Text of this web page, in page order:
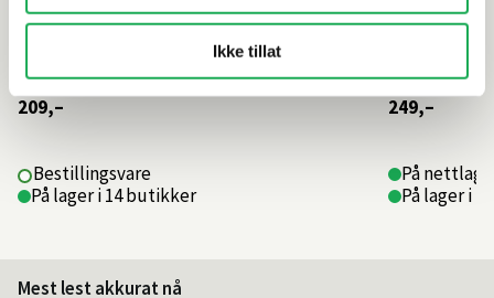
Ikke tillat
209,–
Bestillingsvare
På lager i 14 butikker
249,–
På
På lager i
Mest lest akkurat nå